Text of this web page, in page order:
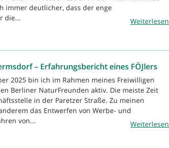
immer deutlicher, dass der enge
die...
Weiterlesen
– Erfahrungsbericht eines FÖJlers
2025 bin ich im Rahmen meines Freiwilligen
Berliner NaturFreunden aktiv. Die meiste Zeit
in der Paretzer Straße. Zu meinen
das Entwerfen von Werbe- und
von...
Weiterlesen